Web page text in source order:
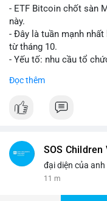
- ETF Bitcoin chốt sàn
này.
- Đây là tuần mạnh
từ tháng 10.
- Yếu tố: nhu cầu tổ
dẫn.
#binancesquare
#vlikevn #titanbot
Đọc thêm
SOS
đại diện của anh
11 m